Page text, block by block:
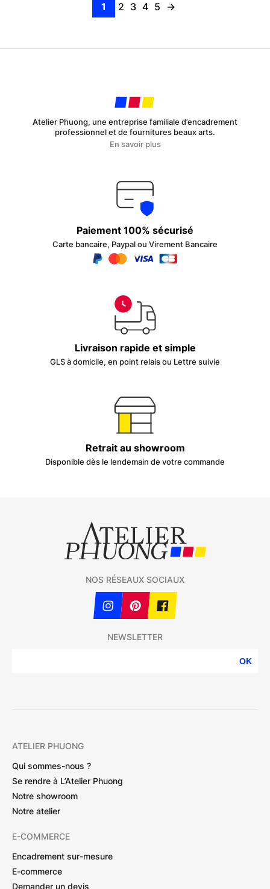
1 2 3 4 5 →
Atelier Phuong, une entreprise familiale d’encadrement
professionnel et de fournitures beaux arts.
En savoir plus
Paiement 100% sécurisé
Carte bancaire, Paypal ou Virement Bancaire
Livraison rapide et simple
GLS à domicile, en point relais ou Lettre suivie
Retrait au showroom
Disponible dès le lendemain de votre commande
NEWSLETTER
OK
NOS RÉSEAUX SOCIAUX
ATELIER PHUONG
Qui sommes-nous ?
Se rendre à L’Atelier Phuong
Notre showroom
Notre atelier
E-COMMERCE
Encadrement sur-mesure
E-commerce
Demander un devis